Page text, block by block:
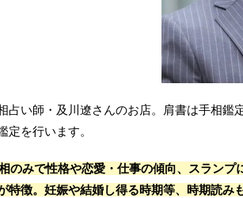
占い師・及川遼さんのお店。肩書は手相鑑
定を行います。
のみで性格や恋愛・仕事の傾向、スランプ
特徴。妊娠や結婚し得る時期等、時期読み